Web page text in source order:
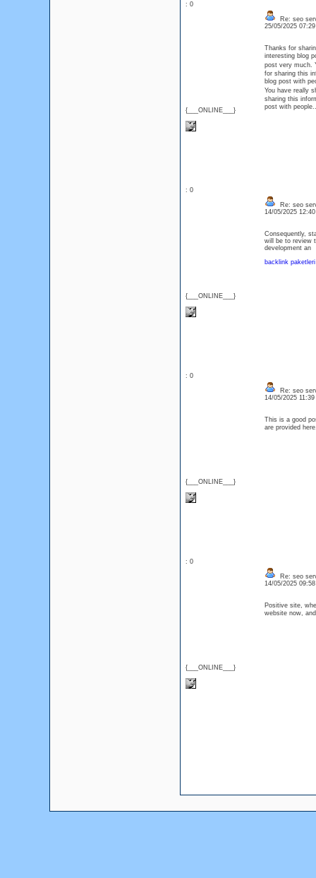
: 0
{___ONLINE___}
Re: seo
25/05/2025
Thanks for
interesting blog
post very much.
for sharing this
blog post with
You have really
sharing this
post with
: 0
{___ONLINE___}
Re: seo
14/05/2025
Consequently,
will be to review
development an
backlink paketleri
: 0
{___ONLINE___}
Re: seo
14/05/2025
This is a good
are provided
: 0
{___ONLINE___}
Re: seo
14/05/2025
Positive site,
website now,